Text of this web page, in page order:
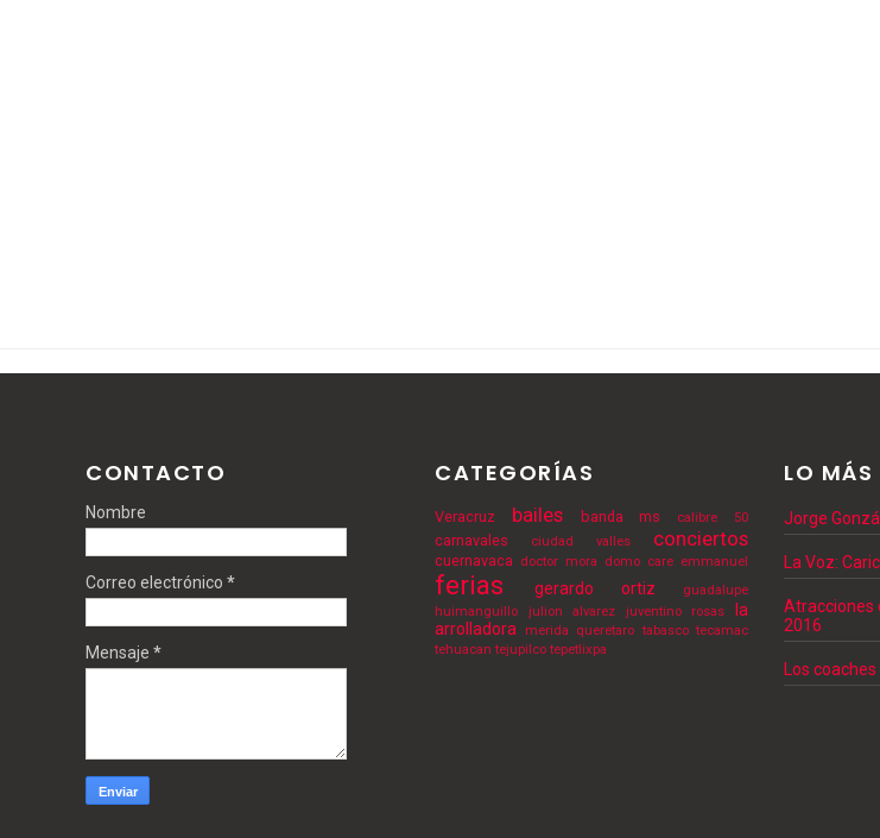
CONTACTO
Nombre
Correo electrónico *
Mensaje *
CATEGORÍAS
Veracruz bailes banda ms calibre 50
carnavales ciudad valles conciertos
cuernavaca doctor mora domo care emmanuel
ferias gerardo ortiz
guadalupe
huimanguillo
julion alvarez juventino rosas
la
arrolladora
merida queretaro tabasco tecamac
tehuacan tejupilco tepetlixpa
LO
Jorge
La Voz:
Atracciones
2016
Los